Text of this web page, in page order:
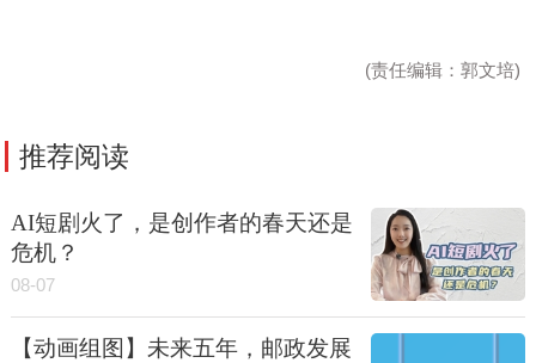
(责任编辑：郭文培)
推荐阅读
AI短剧火了，是创作者的春天还是
危机？
08-07
【动画组图】未来五年，邮政发展